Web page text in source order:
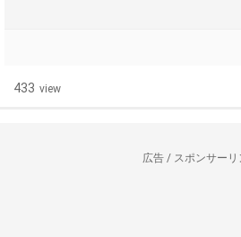
433 view
広告 / スポンサーリ